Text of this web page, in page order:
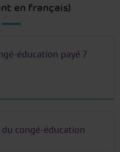
en français)
éducation payé ?
congé-éducation